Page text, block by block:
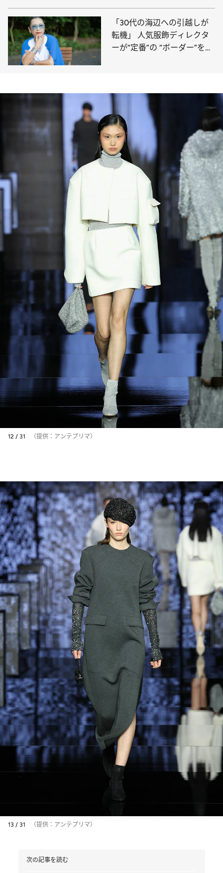
った“決断”
「30代の海辺への引越しが
転機」 人気服飾ディレクタ
ーが“定番”の “ボーダー”を全
12 / 31 （提供：アンテプリマ）
13 / 31 （提供：アンテプリマ）
次の記事を読む